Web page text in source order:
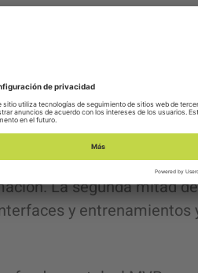
Augmented
tuve todo el apoyo para
Todo era muy nuevo
en un producto.
o prueba de concepto
La segunda mitad
y entrenamientos